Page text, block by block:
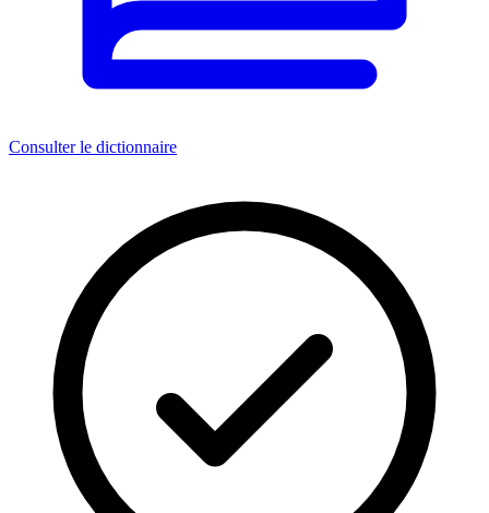
Consulter le dictionnaire